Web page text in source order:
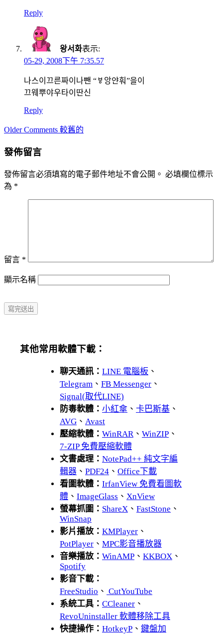
Reply
왕서화表示:
05-29, 2008下午 7:35.57
나스이끄른짜이나뺀 “ㅸ앙얀훠”을이
끄웨뿌야우타이딴신
Reply
Comment
Older Comments 較舊的
發佈留言
發佈留言必須填寫的電子郵件地址不會公開。 必填欄位標示
為 *
留言 *
顯示名稱
其他常用軟體下載：
聊天通訊： LINE 電腦板 、
Telegram 、 FB Messenger 、
Signal(取代LINE)
防毒軟體： 小紅傘 、 卡巴斯基 、
AVG 、 Avast
壓縮軟體： WinRAR、 WinZIP 、
7-ZIP 免費壓縮軟體
文書處理： NotePad++ 純文字編
輯器 、 PDF24 、 Office下載
看圖軟體： IrfanView 免費看圖軟
體 、 ImageGlass 、 XnView
螢幕抓圖： ShareX 、 FastStone 、
WinSnap
影片播放： KMPlayer 、
PotPlayer 、 MPC影音播放器
音樂播放： WinAMP 、 KKBOX 、
Spotify
影音下載：
FreeStudio 、 CutYouTube
系統工具： CCleaner 、
RevoUninstaller 軟體移除工具
快捷操作： HotkeyP 、 鍵盤加